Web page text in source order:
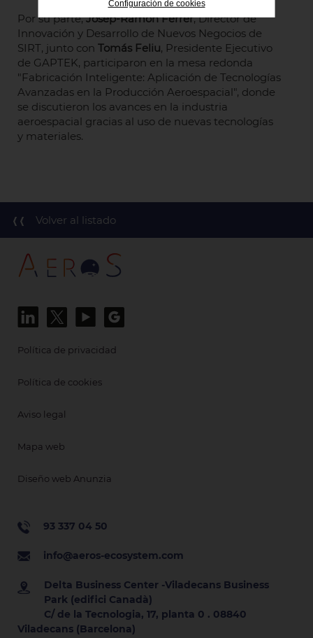
Por su parte,Josep-Ramon Ferrer, Director de
Innovación y Desarrollo de Nuevos Negocios de
SIRT, junto con Tomás Feliu, Presidente Ejecutivo
de GAPTEK, participaron en la mesa redonda
"Fabricación Inteligente: Aplicación de Tecnologías
Avanzadas en la Producción Aeroespacial", donde
se discutieron los avances en la industria
aeroespacial gracias al uso de nuevas tecnologías
y materiales.
Volver al listado
Política de privacidad
Política de cookies
Aviso legal
Mapa web
Diseño web Anunzia
93 337 04 50
info@aeros-ecosystem.com
Delta Business Center -Viladecans Business
Park (edifici Canadà)
C/ de la Tecnologia, 17, planta 0 . 08840
Viladecans (Barcelona)
Configuración de cookies